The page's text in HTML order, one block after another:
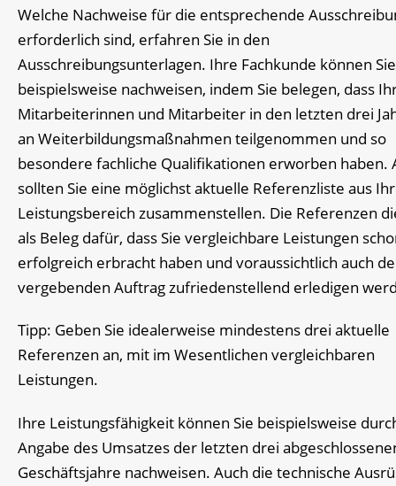
Welche Nachweise für die entsprechende
erforderlich sind, erfahren Sie in den
Ausschreibungsunterlagen. Ihre Fachkunde können Sie
beispielsweise nachweisen, indem Sie belegen, dass
Mitarbeiterinnen und Mitarbeiter in den letzten drei
an Weiterbildungsmaßnahmen teilgenommen und so
besondere fachliche Qualifikationen erworben haben.
sollten Sie eine möglichst aktuelle Referenzliste aus
Leistungsbereich zusammenstellen. Die Referenzen
als Beleg dafür, dass Sie vergleichbare Leistungen
erfolgreich erbracht haben und voraussichtlich auch
vergebenden Auftrag zufriedenstellend erledigen
Tipp: Geben Sie idealerweise mindestens drei aktuelle
Referenzen an, mit im Wesentlichen vergleichbaren
Leistungen.
Ihre Leistungsfähigkeit können Sie beispielsweise
Angabe des Umsatzes der letzten drei
Geschäftsjahre nachweisen. Auch die technische